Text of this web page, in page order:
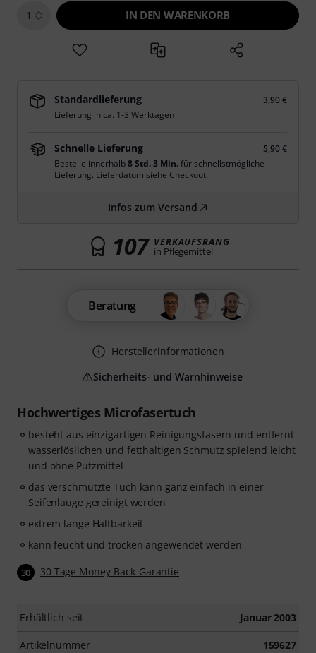
Hochwertiges Microfasertuch
besteht aus einzigartigen Reinigungsfasern und entfernt
wasserlöslichen und fetthaltigen Schmutz spielend leicht
und ohne Putzmittel
das verschmutzte Tuch kann ganz einfach in einer
Seifenlauge gereinigt werden
extrem lange Haltbarkeit
kann feucht und trocken angewendet werden
30 30 Tage Money-Back-Garantie
Erhältlich seit Januar 2003
Artikelnummer 159627
1 IN DEN WARENKORB
Standardlieferung
3,90 €
Lieferung in ca. 1-3 Werktagen
Schnelle Lieferung
5,90 €
Bestelle innerhalb8 Std. 3 Min.für schnellstmögliche
Lieferung. Lieferdatum siehe Checkout.
Infos zum Versand
107 VERKAUFSRANG
in Pflegemittel
Beratung
Herstellerinformationen
Sicherheits- und Warnhinweise